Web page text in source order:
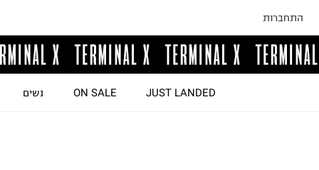
התחברות
JUST LANDED
ON SALE נשים